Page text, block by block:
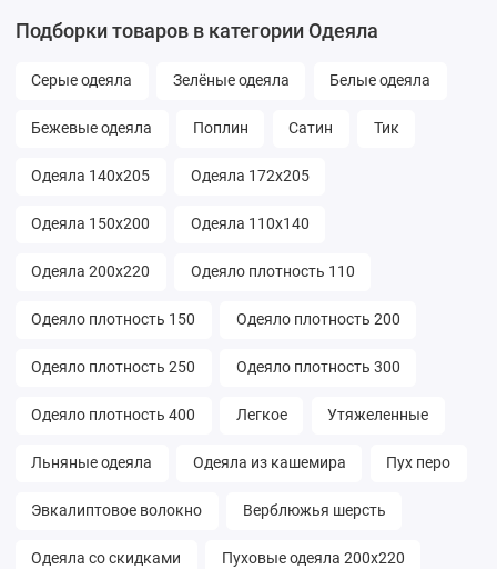
Подборки товаров в категории Одеяла
Серые одеяла Зелёные одеяла Белые одеяла
Бежевые одеяла Поплин Сатин Тик
Одеяла 140х205 Одеяла 172х205
Одеяла 150х200 Одеяла 110х140
Одеяла 200х220 Одеяло плотность 110
Одеяло плотность 150 Одеяло плотность 200
Одеяло плотность 250 Одеяло плотность 300
Одеяло плотность 400 Легкое Утяжеленные
Льняные одеяла Одеяла из кашемира Пух перо
Эвкалиптовое волокно Верблюжья шерсть
Одеяла со скидками Пуховые одеяла 200х220